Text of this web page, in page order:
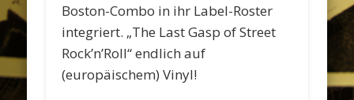
Boston-Combo in ihr Label-Roster
integriert. „The Last Gasp of Street
Rock’n’Roll“ endlich auf
(europäischem) Vinyl!